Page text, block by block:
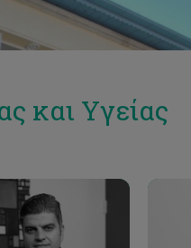
και Υγείας
Email